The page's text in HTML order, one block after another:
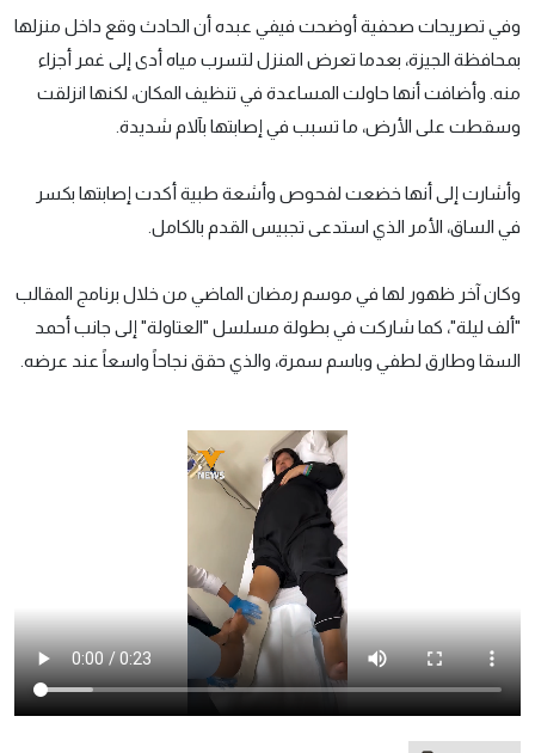
وفي تصريحات صحفية أوضحت فيفي عبده أن الحادث وقع داخل منزلها
بمحافظة الجيزة، بعدما تعرض المنزل لتسرب مياه أدى إلى غمر أجزاء
منه. وأضافت أنها حاولت المساعدة في تنظيف المكان، لكنها انزلقت
وسقطت على الأرض، ما تسبب في إصابتها بآلام شديدة.
وأشارت إلى أنها خضعت لفحوص وأشعة طبية أكدت إصابتها بكسر
في الساق، الأمر الذي استدعى تجبيس القدم بالكامل.
وكان آخر ظهور لها في موسم رمضان الماضي من خلال برنامج المقالب
"ألف ليلة"، كما شاركت في بطولة مسلسل "العتاولة" إلى جانب أحمد
السقا وطارق لطفي وباسم سمرة، والذي حقق نجاحاً واسعاً عند عرضه.